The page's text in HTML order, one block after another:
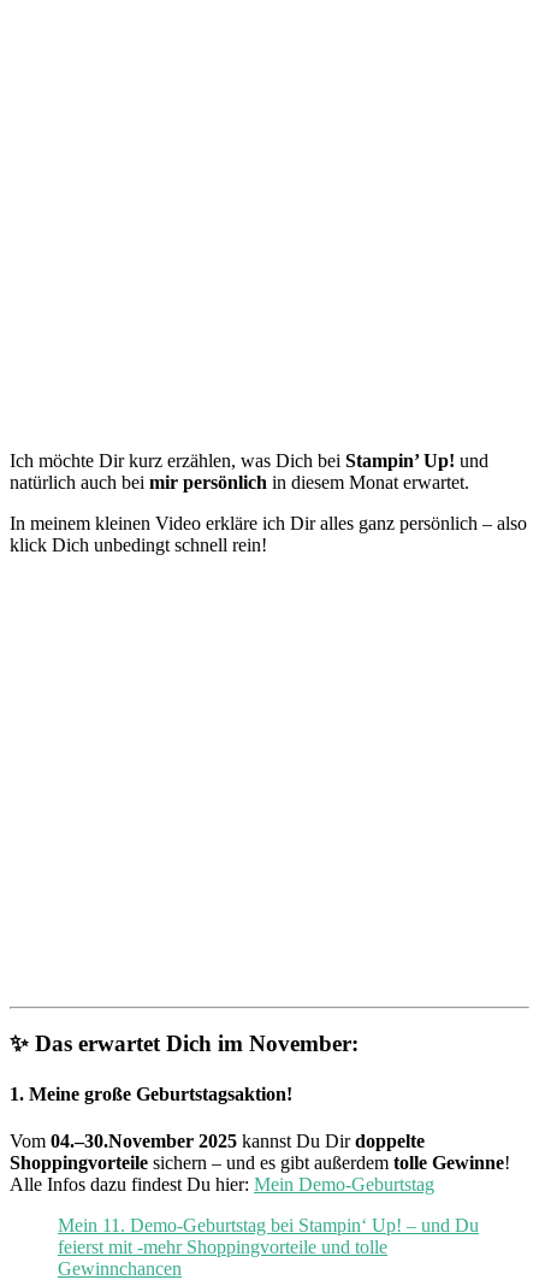
Ich möchte Dir kurz erzählen, was Dich bei Stampin’ Up! und
natürlich auch bei mir persönlich in diesem Monat erwartet.
In meinem kleinen Video erkläre ich Dir alles ganz persönlich – also
klick Dich unbedingt schnell rein!
✨ Das erwartet Dich im November:
1. Meine große Geburtstagsaktion!
Vom 04.–30.November 2025 kannst Du Dirdoppelte
Shoppingvorteile sichern – und es gibt außerdem tolle Gewinne!
Alle Infos dazu findest Du hier: Mein Demo-Geburtstag
Mein 11. Demo-Geburtstag bei Stampin‘ Up! – und Du
feierst mit -mehr Shoppingvorteile und tolle
Gewinnchancen